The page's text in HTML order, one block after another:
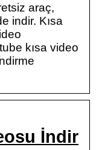
araç,
indir. Kısa
kısa video
İndir